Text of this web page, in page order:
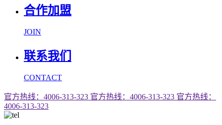
合作加盟
JOIN
联系我们
CONTACT
官方热线：4006-313-323 官方热线：4006-313-323 官方热线：
4006-313-323